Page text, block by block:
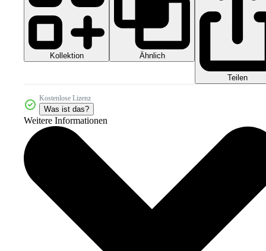
Kollektion Ähnlich
Teilen
Kostenlose Lizenz
Was ist das?
Weitere Informationen